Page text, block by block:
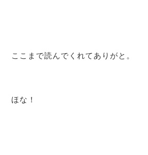
ここまで読んでくれてありがと。
ほな！